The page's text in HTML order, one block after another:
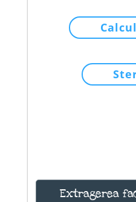
Extragerea